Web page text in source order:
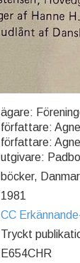
ägare:
författare:
författare:
utgivare:
böcker,
1981
CC
Tryckt
E654CHR